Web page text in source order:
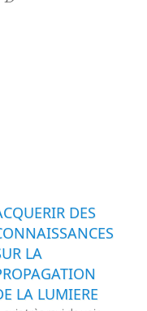
DES
LA
LA LUMIERE